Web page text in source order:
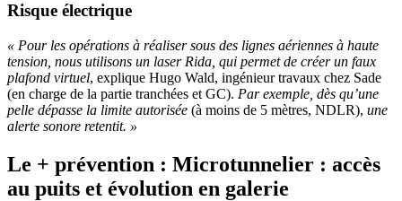
Risque électrique
« Pour les opérations à réaliser sous des lignes aériennes à haute
tension, nous utilisons un laser Rida, qui permet de créer un faux
plafond virtuel, explique Hugo Wald, ingénieur travaux chez Sade
(en charge de la partie tranchées et GC). Par exemple, dès qu’une
pelle dépasse la limite autorisée (à moins de 5 mètres, NDLR), une
alerte sonore retentit. »
Le + prévention : Microtunnelier : accès
au puits et évolution en galerie